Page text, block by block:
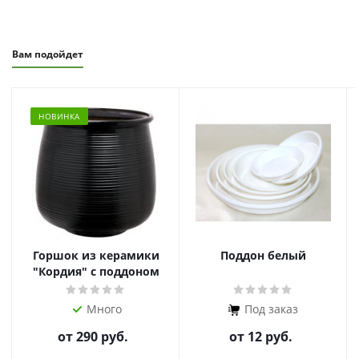
Вам подойдет
НОВИНКА
Горшок из керамики
"Кордия" с поддоном
Много
от290 руб.
Поддон белый
Под заказ
от 12 руб.